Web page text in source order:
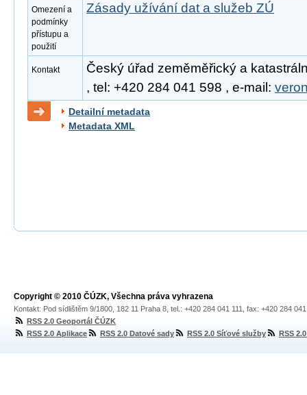
Omezení a
podmínky
přístupu a
použití
Zásady užívání dat a služeb ZÚ
Kontakt
Český úřad zeměměřický a
, tel: +420 284 041 598 , e-mail:
Detailní metadata
Metadata XML
Copyright © 2010 ČÚZK, Všechna práva vyhrazena
Kontakt: Pod sídlištěm 9/1800, 182 11 Praha 8, tel.: +420 284 041 111, fax: +420 284
RSS 2.0 Geoportál ČÚZK
RSS 2.0 Aplikace
RSS 2.0 Datové sady RSS 2.0 Síťové služby RSS